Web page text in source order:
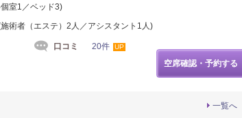
室1／ベッド3)
術者（エステ）2人／アシスタント1人)
口コミ 20件 UP
空席確認・予約する
一覧へ